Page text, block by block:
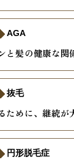
と髪の健康な関
AGA
ために、継続が
抜毛
円形脱毛症